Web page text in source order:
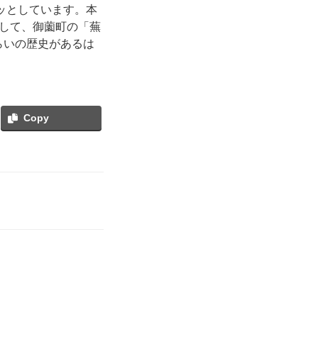
としています。本
て、御薗町の「蕪
の歴史があるは
Copy